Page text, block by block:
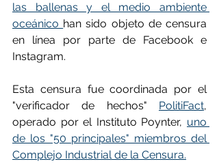
las ballenas y el medio ambiente
oceánico han sido objeto de censura
en línea por parte de Facebook e
Instagram.
Esta censura fue coordinada por el
"verificador de hechos" PolitiFact,
operado por el Instituto Poynter, uno
de los "50 principales" miembros del
Complejo Industrial de la Censura.